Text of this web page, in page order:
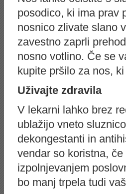
posodico, ki ima prav
nosnico zlivate slano
zavestno zaprli
nosno votlino. Če se
kupite pršilo za nos,
Uživajte zdravila
V lekarni lahko brez
ublažijo vneto
dekongestanti in
vendar so koristna,
izpolnjevanjem
bo manj trpela tudi